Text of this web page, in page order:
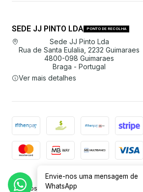
SEDE JJ PINTO LDA PONTO DE RECOLHA
Sede JJ Pinto Lda
Rua de Santa Eulalia, 2232 Guimaraes
4800-098 Guimaraes
Braga - Portugal
Ver mais detalhes
2026 JJ Pinto Lda.
Todos os Direitos Reservados.
Com
Envie-nos uma mensagem de
WhatsApp